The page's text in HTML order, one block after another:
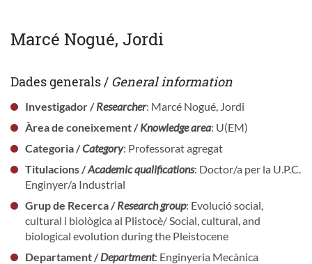
Marcé Nogué, Jordi
Dades generals / General information
Investigador /Researcher: Marcé Nogué, Jordi
Àrea de coneixement /Knowledge area: U(EM)
Categoria /Category: Professorat agregat
Titulacions /Academic qualifications: Doctor/a per la U.P.C.
Enginyer/a Industrial
Grup de Recerca /Research group: Evolució social,
cultural i biològica al Plistocè/ Social, cultural, and
biological evolution during the Pleistocene
Departament /Department: Enginyeria Mecànica